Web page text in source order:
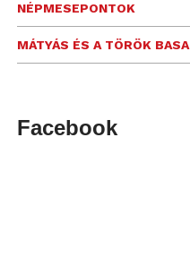
NÉPMESEPONTOK
MÁTYÁS ÉS A TÖRÖK BASA
Facebook